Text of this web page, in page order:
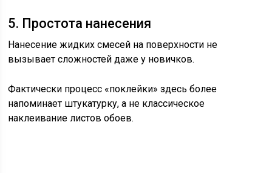
5. Простота нанесения
Нанесение жидких смесей на поверхности не
вызывает сложностей даже у новичков.
Фактически процесс «поклейки» здесь более
напоминает штукатурку, а не классическое
наклеивание листов обоев.